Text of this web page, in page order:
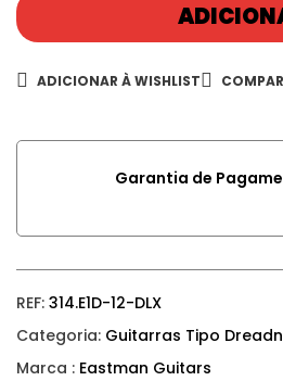
ADICIONAR À WISHLIST
Garantia de
REF: 314.E1D-12-DLX
Categoria: Guitarras Tipo
Marca : Eastman Guitars